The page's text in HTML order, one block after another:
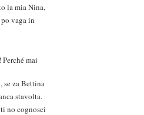
la mia Nina,
vaga in
mai
se za Bettina
stavolta.
no cognosci